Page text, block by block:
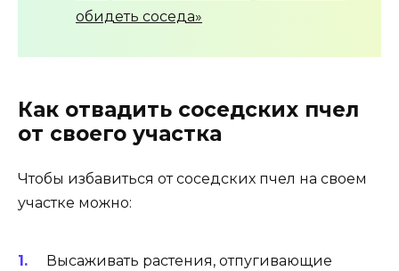
обидеть соседа»
Как отвадить соседских пчел
от своего участка
Чтобы избавиться от соседских пчел на своем
участке можно:
Высаживать растения, отпугивающие